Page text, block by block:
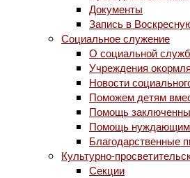
Документы
Запись в
Социальное служение
О социальной
Учреждения
Новости
Поможем детям
Помощь
Помощь
Благодарственные
Культурно-
Секции